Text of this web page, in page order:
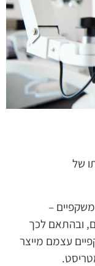
של
–
ובהתאם לכך
עצמם מייצר